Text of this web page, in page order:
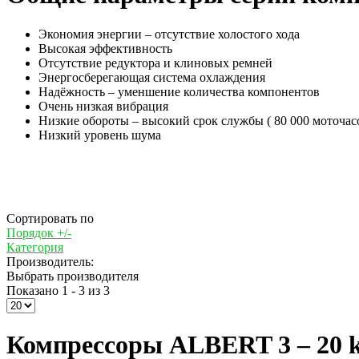
Экономия энергии – отсутствие холостого хода
Высокая эффективность
Отсутствие редуктора и клиновых ремней
Энергосберегающая система охлаждения
Надёжность – уменшение количества компонентов
Очень низкая вибрация
Низкие обороты – высокий срок службы ( 80 000
Низкий уровень шума
Сортировать по
Порядок +/-
Категория
Производитель:
Выбрать производителя
Показано 1 - 3 из 3
Компрессоры ALBERT 3 – 20